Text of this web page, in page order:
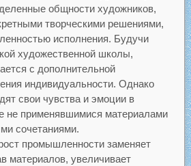
общности художников,
творческими решениями,
исполнения. Будучи
художественной школы,
с дополнительной
индивидуальности. Однако
свои чувства и эмоции в
не применявшимися материалами
сочетаниями.
промышленности заменяет
материалов, увеличивает